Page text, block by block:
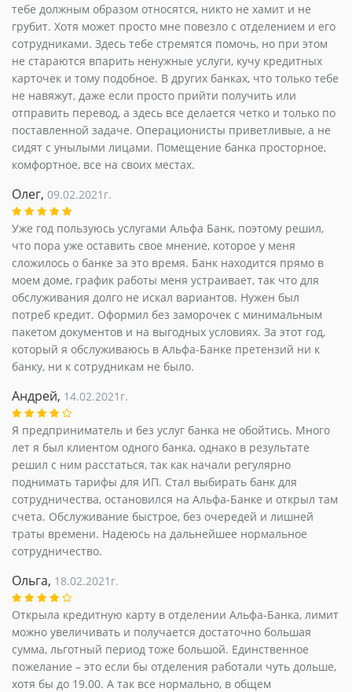
тебе должным образом относятся, никто не хамит и не
грубит. Хотя может просто мне повезло с отделением и его
сотрудниками. Здесь тебе стремятся помочь, но при этом
не стараются впарить ненужные услуги, кучу кредитных
карточек и тому подобное. В других банках, что только тебе
не навяжут, даже если просто прийти получить или
отправить перевод, а здесь все делается четко и только по
поставленной задаче. Операционисты приветливые, а не
сидят с унылыми лицами. Помещение банка просторное,
комфортное, все на своих местах.
Олег, 09.02.2021г.
Уже год пользуюсь услугами Альфа Банк, поэтому решил,
что пора уже оставить свое мнение, которое у меня
сложилось о банке за это время. Банк находится прямо в
моем доме, график работы меня устраивает, так что для
обслуживания долго не искал вариантов. Нужен был
потреб кредит. Оформил без заморочек с минимальным
пакетом документов и на выгодных условиях. За этот год,
который я обслуживаюсь в Альфа-Банке претензий ни к
банку, ни к сотрудникам не было.
Андрей, 14.02.2021г.
Я предприниматель и без услуг банка не обойтись. Много
лет я был клиентом одного банка, однако в результате
решил с ним расстаться, так как начали регулярно
поднимать тарифы для ИП. Стал выбирать банк для
сотрудничества, остановился на Альфа-Банке и открыл там
счета. Обслуживание быстрое, без очередей и лишней
траты времени. Надеюсь на дальнейшее нормальное
сотрудничество.
Ольга, 18.02.2021г.
Открыла кредитную карту в отделении Альфа-Банка, лимит
можно увеличивать и получается достаточно большая
сумма, льготный период тоже большой. Единственное
пожелание – это если бы отделения работали чуть дольше,
хотя бы до 19.00. А так все нормально, в общем